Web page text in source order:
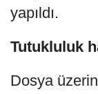
yapıldı.
Tutukluluk
Dosya